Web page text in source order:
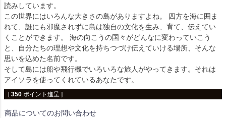
読みしています。
この世界にはいろんな大きさの島がありますよね。 四方を海に囲ま
れて、誰にも邪魔されずに島は独自の文化を生み、育て、伝えてい
くことができます。 海の向こうの国々がどんなに変わっていこう
と、自分たちの理想や文化を持ちつづけ伝えていける場所、そんな
思いを込めた名前です。
そして島には船や飛行機でいろいろな旅人がやってきます。それは
アイソラを使ってくれているあなたです。
[ 350 ポイント進呈 ]
商品についてのお問い合わせ